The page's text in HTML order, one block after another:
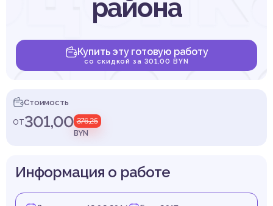
района
Купить эту готовую работу
со скидкой за 301,00 BYN
Стоимость
от301,00 376,25
BYN
Информация о работе